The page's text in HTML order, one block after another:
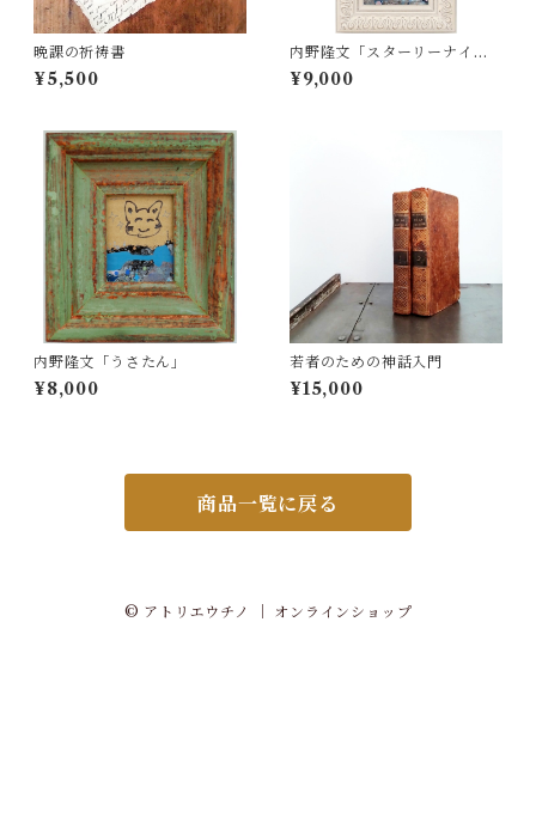
晩課の祈祷書
¥5,500
内野隆文「スターリーナイ
ト」
¥9,000
内野隆文「うさたん」
¥8,000
若者のための神話入門
¥15,000
商品一覧に戻る
© アトリエウチノ ｜ オンラインショップ